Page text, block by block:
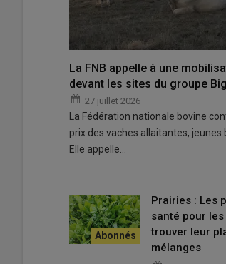
La race Maraîchine participe au
© J.Gelot
Neufraces bovines locales à
Carnot France Futur Élevage,qui
génomiques.
« Une prise en
afin d’avoir des références plus
de l’élevage. Des pesons ont été
de naissancedes veaux.
poitrine pour pouvoir suivre les
mâles reproducteurs et des
La FNB appelle à une
devant les sites du groupe
27 juillet 2026
La Fédération nationale bovine
prix des vaches allaitantes, jeunes
Elle appelle…
Prairies : Les
santé pour
trouver leur
mélanges